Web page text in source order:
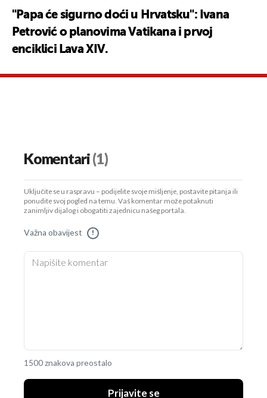
"Papa će sigurno doći u Hrvatsku": Ivana
Petrović o planovima Vatikana i prvoj
enciklici Lava XIV.
Komentari(1)
Uključite se u raspravu – podijelite svoje mišljenje, postavite pitanja ili
ponudite svoj pogled na temu. Vaš komentar može potaknuti
zanimljiv dijalog i obogatiti zajednicu našeg portala.
Važna obavijest !
1500 znakova preostalo
Prijavite se